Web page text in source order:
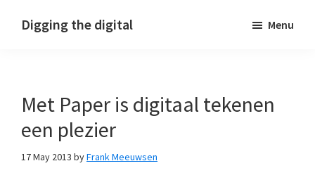
Digging the digital Menu
Met Paper is digitaal tekenen
een plezier
17 May 2013 byFrank Meeuwsen